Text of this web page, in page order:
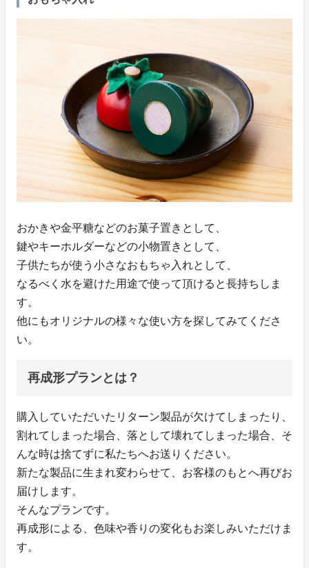
おかきや金平糖などのお菓子置きとして、
鍵やキーホルダーなどの小物置きとして、
子供たちが使う小さなおもちゃ入れとして、
なるべく水を避けた用途で使って頂けると長持ちしま
す。
他にもオリジナルの様々な使い方を探してみてくださ
い。
再成形プランとは？
購入していただいたリターン製品が欠けてしまったり、
割れてしまった場合、落として壊れてしまった場合、そ
んな時は捨てずに私たちへお送りください。
新たな製品に生まれ変わらせて、お客様のもとへ再びお
届けします。
そんなプランです。
再成形による、色味や香りの変化もお楽しみいただけま
す。